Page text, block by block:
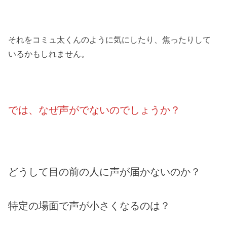
それをコミュ太くんのように気にしたり、焦ったりして
いるかもしれません。
では、なぜ声がでないのでしょうか？
どうして目の前の人に声が届かないのか？
特定の場面で声が小さくなるのは？